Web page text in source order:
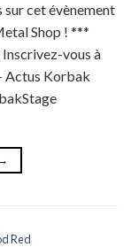
cet évènement
Shop ! ***
vous à
Actus Korbak
→
Red